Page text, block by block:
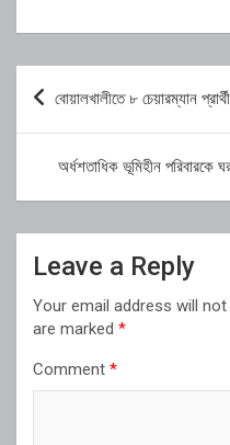
Post
বোয়ালখালীতে ৮ চেয়ারম্যান
অর্ধশতাধিক ভূমিহীন পরিবারকে
Leave a Reply
Your email address will not
are marked *
Comment *